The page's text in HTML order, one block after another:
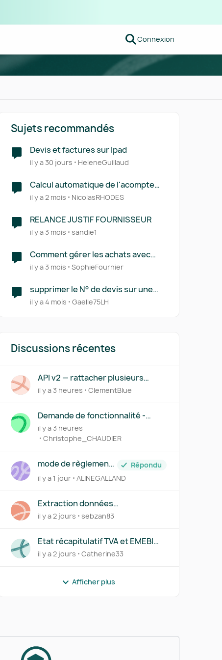
Connexion
Sujets recommandés
Devis et factures sur Ipad
il y a 30 jours HeleneGuillaud
Calcul automatique de l'acompte
sur devis
il y a 2 mois NicolasRHODES
RELANCE JUSTIF FOURNISSEUR
il y a 3 mois sandie1
Comment gérer les achats avec
paiements sur devis/proforma ?
il y a 3 mois SophieFournier
supprimer le N° de devis sur une
facture
il y a 4 mois Gaelle75LH
Discussions récentes
API v2 — rattacher plusieurs
factures (acompte/solde) à un
même devis
il y a 3 heures ClementBlue
Demande de fonctionnalité -
Règles de catégorisation basées
sur le contenu OCR des factures
il y a 3 heures
Christophe_CHAUDIER
mode de règlement
= chèque
Répondu
il y a 1 jour ALINEGALLAND
Extraction données
devis/factures - Macro
il y a 2 jours sebzan83
Etat récapitulatif TVA et EMEBI
(DEB)
il y a 2 jours Catherine33
Afficher plus